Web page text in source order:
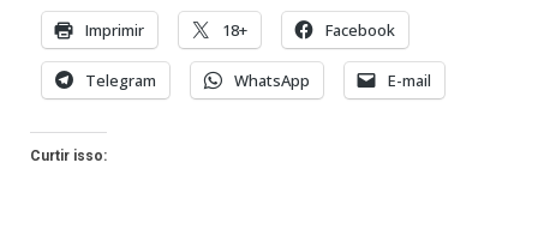
Imprimir 18+ Facebook
Telegram WhatsApp E-mail
Curtir isso: